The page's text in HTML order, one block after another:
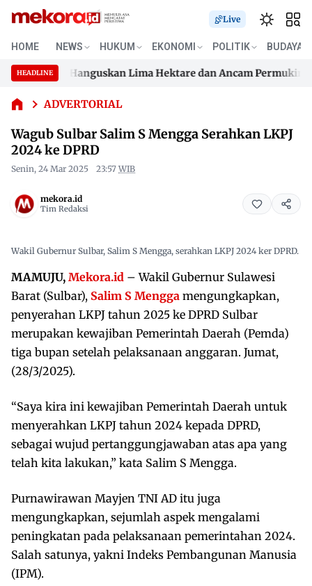
Live
HOME NEWS HUKUM EKONOMI POLITIK BUDAYA
HEADLINE
Api Hanguskan Lima Hektare dan Ancam Permukiman
Api Hanguskan Lima Hektare dan Ancam Permukiman
ADVERTORIAL
Wagub
Sulbar
Salim S
Serahkan
LKPJ
2024 ke
DPRD
Wagub Sulbar Salim S Mengga Serahkan LKPJ
2024 ke DPRD
Senin, 24 Mar 2025 23:57 WIB
mekora.id
Tim Redaksi
Wakil Gubernur Sulbar, Salim S Mengga, serahkan LKPJ 2024 ker DPRD.
MAMUJU, Mekora.id – Wakil Gubernur Sulawesi
Barat (Sulbar), Salim S Mengga mengungkapkan,
penyerahan LKPJ tahun 2025 ke DPRD Sulbar
merupakan kewajiban Pemerintah Daerah (Pemda)
tiga bupan setelah pelaksanaan anggaran. Jumat,
(28/3/2025).
“Saya kira ini kewajiban Pemerintah Daerah untuk
menyerahkan LKPJ tahun 2024 kepada DPRD,
sebagai wujud pertanggungjawaban atas apa yang
telah kita lakukan,” kata Salim S Mengga.
Purnawirawan Mayjen TNI AD itu juga
mengungkapkan, sejumlah aspek mengalami
peningkatan pada pelaksanaan pemerintahan 2024.
Salah satunya, yakni Indeks Pembangunan Manusia
(IPM).